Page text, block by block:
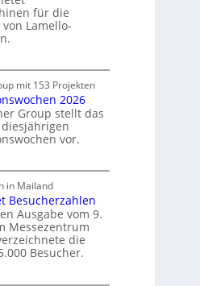
für die
Lamello-
mit 153 Projekten
2026
Group stellt das
vor.
in Mailand
Besucherzahlen
Ausgabe vom 9.
Messezentrum
die
Besucher.